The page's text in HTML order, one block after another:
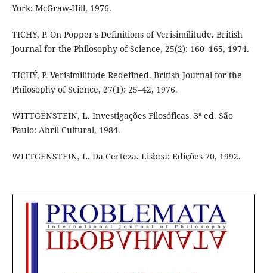
York: McGraw-Hill, 1976.
TICHÝ, P. On Popper's Definitions of Verisimilitude. British
Journal for the Philosophy of Science, 25(2): 160–165, 1974.
TICHÝ, P. Verisimilitude Redefined. British Journal for the
Philosophy of Science, 27(1): 25–42, 1976.
WITTGENSTEIN, L. Investigações Filosóficas. 3ª ed. São
Paulo: Abril Cultural, 1984.
WITTGENSTEIN, L. Da Certeza. Lisboa: Edições 70, 1992.